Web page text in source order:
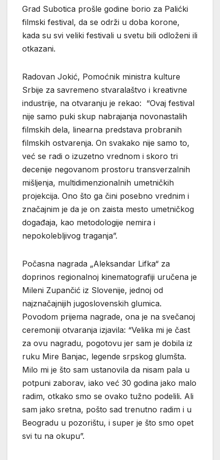
Grad Subotica prošle godine borio za Palićki
filmski festival, da se održi u doba korone,
kada su svi veliki festivali u svetu bili odloženi ili
otkazani.
Radovan Jokić, Pomoćnik ministra kulture
Srbije za savremeno stvaralaštvo i kreativne
industrije, na otvaranju je rekao: “Ovaj festival
nije samo puki skup nabrajanja novonastalih
filmskih dela, linearna predstava probranih
filmskih ostvarenja. On svakako nije samo to,
već se radi o izuzetno vrednom i skoro tri
decenije negovanom prostoru transverzalnih
mišljenja, multidimenzionalnih umetničkih
projekcija. Ono što ga čini posebno vrednim i
značajnim je da je on zaista mesto umetničkog
događaja, kao metodologije nemira i
nepokolebljivog traganja”.
Počasna nagrada „Aleksandar Lifka“ za
doprinos regionalnoj kinematografiji uručena je
Mileni Zupančić iz Slovenije, jednoj od
najznačajnijih jugoslovenskih glumica.
Povodom prijema nagrade, ona je na svečanoj
ceremoniji otvaranja izjavila: “Velika mi je čast
za ovu nagradu, pogotovu jer sam je dobila iz
ruku Mire Banjac, legende srpskog glumšta.
Milo mi je što sam ustanovila da nisam pala u
potpuni zaborav, iako već 30 godina jako malo
radim, otkako smo se ovako tužno podelili. Ali
sam jako sretna, pošto sad trenutno radim i u
Beogradu u pozorištu, i super je što smo opet
svi tu na okupu”.